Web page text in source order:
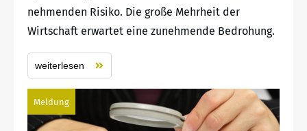
nehmenden Risiko. Die große Mehrheit der
Wirtschaft erwartet eine zunehmende Bedrohung.
weiterlesen
Meldung